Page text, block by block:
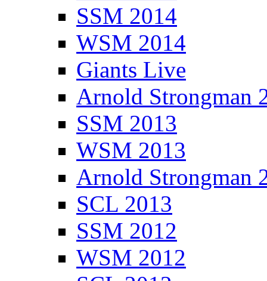
SSM 2014
WSM 2014
Giants Live
Arnold Strongman
SSM 2013
WSM 2013
Arnold Strongman
SCL 2013
SSM 2012
WSM 2012